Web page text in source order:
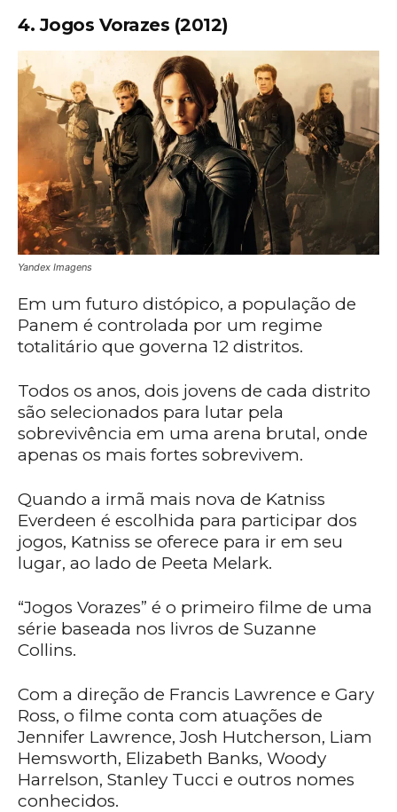
4. Jogos Vorazes (2012)
Yandex Imagens
Em um futuro distópico, a população de
Panem é controlada por um regime
totalitário que governa 12 distritos.
Todos os anos, dois jovens de cada distrito
são selecionados para lutar pela
sobrevivência em uma arena brutal, onde
apenas os mais fortes sobrevivem.
Quando a irmã mais nova de Katniss
Everdeen é escolhida para participar dos
jogos, Katniss se oferece para ir em seu
lugar, ao lado de Peeta Melark.
“Jogos Vorazes” é o primeiro filme de uma
série baseada nos livros de Suzanne
Collins.
Com a direção de Francis Lawrence e Gary
Ross, o filme conta com atuações de
Jennifer Lawrence, Josh Hutcherson, Liam
Hemsworth, Elizabeth Banks, Woody
Harrelson, Stanley Tucci e outros nomes
conhecidos.